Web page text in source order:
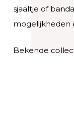
sjaaltje of
mogelijkheden
Bekende